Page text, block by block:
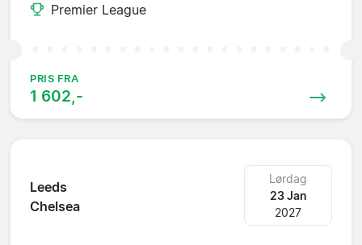
Premier League
PRIS FRA
1 602,-
Leeds
Chelsea
Lørdag
23 Jan
2027